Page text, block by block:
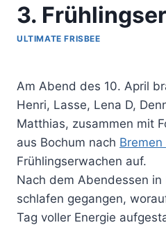
3.
ULTIMATE FRISBEE
Am Abend des 10. April
Henri, Lasse, Lena D,
Matthias, zusammen mit
aus Bochum nach Bremen
Frühlingserwachen auf.
Nach dem Abendessen
schlafen gegangen,
Tag voller Energie